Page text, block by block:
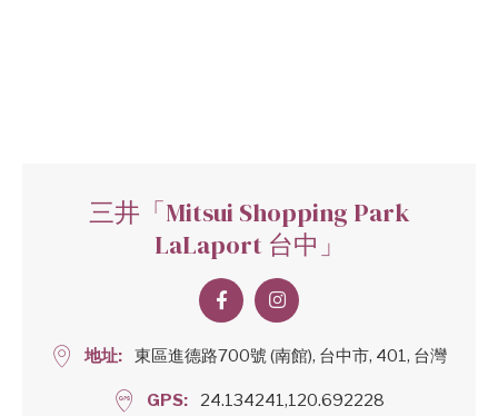
三井「Mitsui Shopping Park
LaLaport 台中」
地址 東區進德路700號 (南館), 台中市, 401, 台灣
GPS 24.134241,120.692228